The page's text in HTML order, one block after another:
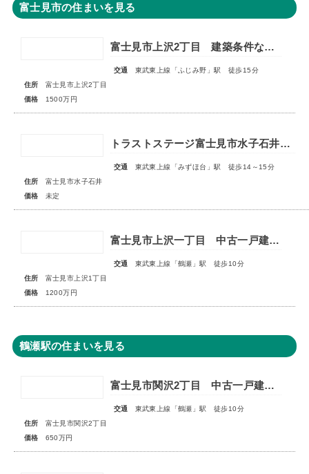
富士見市の住まいを見る
富士見市上沢2丁目 建築条件なし売地
交通
東武東上線「ふじみ野」駅 徒歩15分
住所
富士見市上沢2丁目
価格
1500万円
トラストステージ富士見市水子石井21期 全12区画 ◇販売予告◇
交通
東武東上線「みずほ台」駅 徒歩14～15分
住所
富士見市水子石井
価格
未定
富士見市上沢一丁目 中古一戸建住宅
交通
東武東上線「鶴瀬」駅 徒歩10分
住所
富士見市上沢1丁目
価格
1200万円
鶴瀬駅の住まいを見る
富士見市関沢2丁目 中古一戸建住宅
交通
東武東上線「鶴瀬」駅 徒歩10分
住所
富士見市関沢2丁目
価格
650万円